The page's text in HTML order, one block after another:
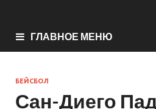
ГЛАВНОЕ МЕНЮ
БЕЙСБОЛ
Сан-Диего